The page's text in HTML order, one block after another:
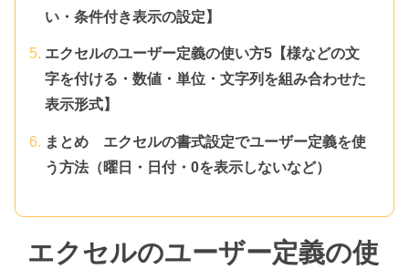
い・条件付き表示の設定】
エクセルのユーザー定義の使い方5【様などの文
字を付ける・数値・単位・文字列を組み合わせた
表示形式】
まとめ エクセルの書式設定でユーザー定義を使
う方法（曜日・日付・0を表示しないなど）
エクセルのユーザー定義の使